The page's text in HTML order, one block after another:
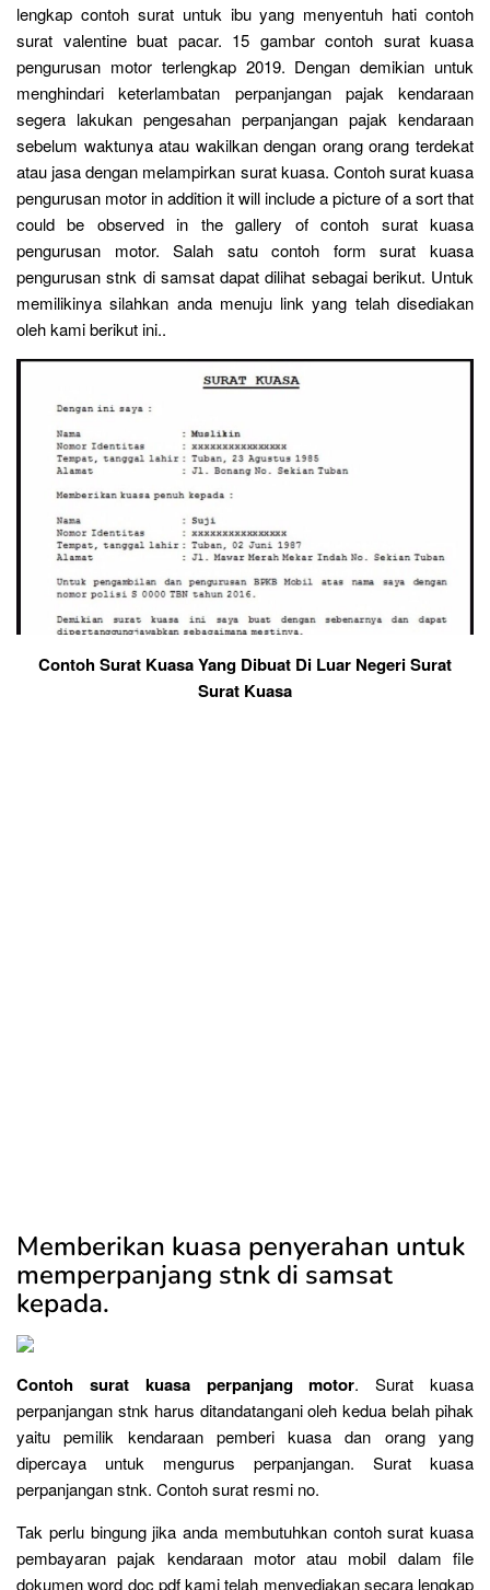
lengkap contoh surat untuk ibu yang menyentuh hati contoh
surat valentine buat pacar. 15 gambar contoh surat kuasa
pengurusan motor terlengkap 2019. Dengan demikian untuk
menghindari keterlambatan perpanjangan pajak kendaraan
segera lakukan pengesahan perpanjangan pajak kendaraan
sebelum waktunya atau wakilkan dengan orang orang terdekat
atau jasa dengan melampirkan surat kuasa. Contoh surat kuasa
pengurusan motor in addition it will include a picture of a sort that
could be observed in the gallery of contoh surat kuasa
pengurusan motor. Salah satu contoh form surat kuasa
pengurusan stnk di samsat dapat dilihat sebagai berikut. Untuk
memilikinya silahkan anda menuju link yang telah disediakan
oleh kami berikut ini..
Contoh Surat Kuasa Yang Dibuat Di Luar Negeri Surat
Surat Kuasa
Memberikan kuasa penyerahan untuk
memperpanjang stnk di samsat
kepada.
Contoh surat kuasa perpanjang motor. Surat kuasa
perpanjangan stnk harus ditandatangani oleh kedua belah pihak
yaitu pemilik kendaraan pemberi kuasa dan orang yang
dipercaya untuk mengurus perpanjangan. Surat kuasa
perpanjangan stnk. Contoh surat resmi no.
Tak perlu bingung jika anda membutuhkan contoh surat kuasa
pembayaran pajak kendaraan motor atau mobil dalam file
dokumen word doc pdf kami telah menyediakan secara lengkap